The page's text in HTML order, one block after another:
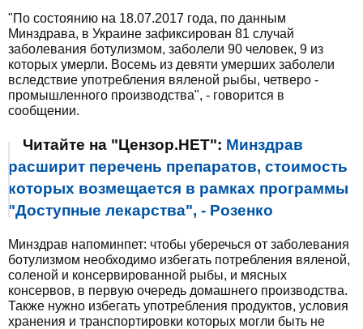
"По состоянию на 18.07.2017 года, по данным
Минздрава, в Украине зафиксирован 81 случай
заболевания ботулизмом, заболели 90 человек, 9 из
которых умерли. Восемь из девяти умерших заболели
вследствие употребления вяленой рыбы, четверо -
промышленного производства", - говорится в
сообщении.
Читайте на "Цензор.НЕТ": Минздрав
расширит перечень препаратов, стоимость
которых возмещается в рамках программы
"Доступные лекарства", - Розенко
Минздрав напоминпет: чтобы уберечься от заболевания
ботулизмом необходимо избегать потребления вяленой,
соленой и консервированной рыбы, и мясных
консервов, в первую очередь домашнего производства.
Также нужно избегать употребления продуктов, условия
хранения и транспортировки которых могли быть не